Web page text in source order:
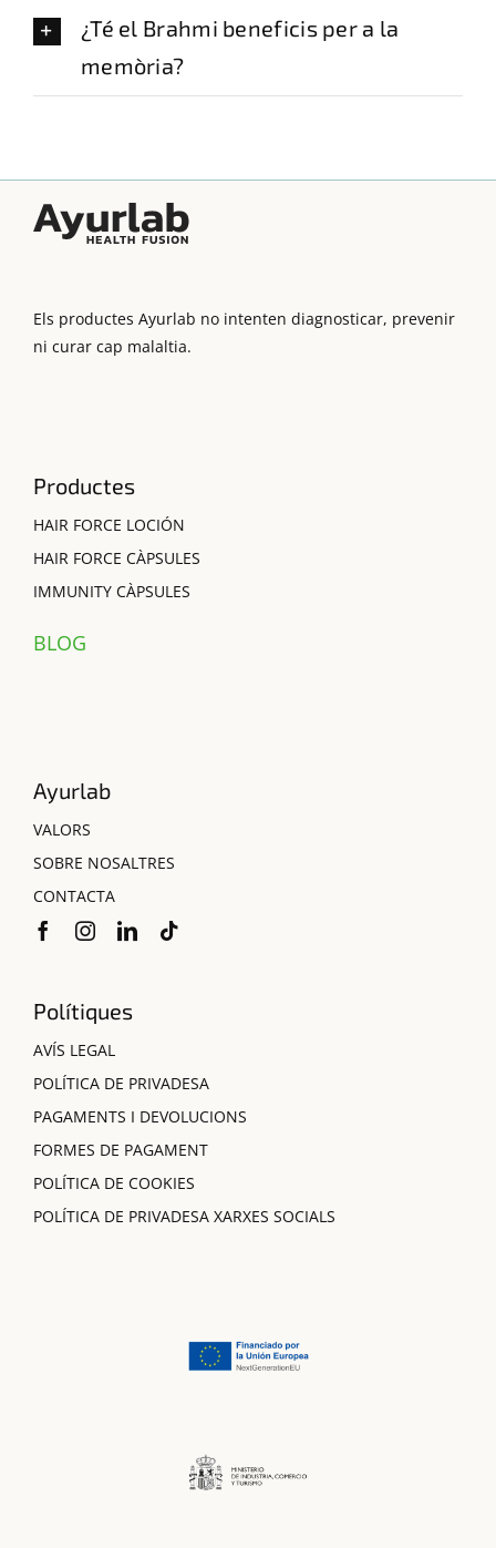
¿Té el Brahmi beneficis per a la
memòria?
Els productes Ayurlab no intenten diagnosticar, prevenir
ni curar cap malaltia.
Productes
HAIR FORCE LOCIÓN
HAIR FORCE CÀPSULES
IMMUNITY CÀPSULES
BLOG
Ayurlab
VALORS
SOBRE NOSALTRES
CONTACTA
Polítiques
AVÍS LEGAL
POLÍTICA DE PRIVADESA
PAGAMENTS I DEVOLUCIONS
FORMES DE PAGAMENT
POLÍTICA DE COOKIES
POLÍTICA DE PRIVADESA XARXES SOCIALS